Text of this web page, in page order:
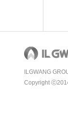
ILGWANG
Copyright